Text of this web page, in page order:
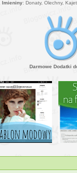
Imieniny: Donaty, Olechny,
Darmowe Dodatki